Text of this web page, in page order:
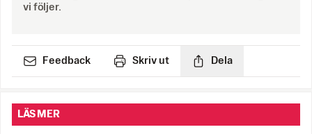
vi följer.
Feedback Skriv ut Dela
LÄS MER